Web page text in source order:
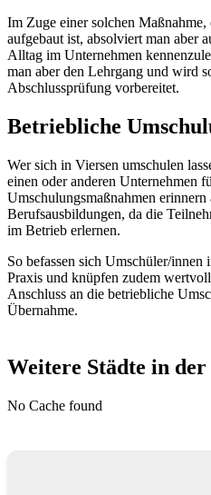
Im Zuge einer solchen
aufgebaut ist, absolviert man aber
Alltag im Unternehmen
man aber den Lehrgang und wird
Abschlussprüfung vorbereitet.
Betriebliche
Wer sich in Viersen umschulen
einen oder anderen Unternehmen
Umschulungsmaßnahmen erinnern
Berufsausbildungen, da die
im Betrieb erlernen.
So befassen sich Umschüler/
Praxis und knüpfen zudem
Anschluss an die betriebliche
Übernahme.
Weitere Städte in der
No Cache found